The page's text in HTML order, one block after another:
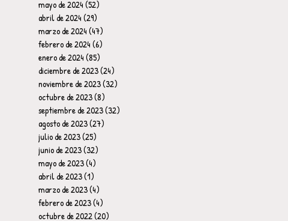
mayo de 2024(52)
abril de 2024(29)
marzo de 2024(47)
febrero de 2024(6)
enero de 2024(85)
diciembre de 2023(24)
noviembre de 2023(32)
octubre de 2023(8)
septiembre de 2023(32)
agosto de 2023(27)
julio de 2023(25)
junio de 2023(32)
mayo de 2023(4)
abril de 2023(1)
marzo de 2023(4)
febrero de 2023(4)
octubre de 2022(20)